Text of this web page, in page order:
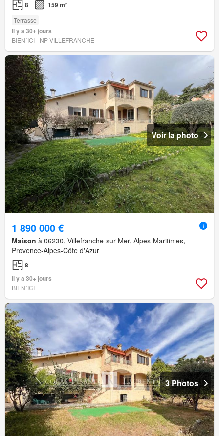
8 159 m²
Terrasse
Il y a 30+ jours
BIEN´ICI - NP-VILLEFRANCHE
Voir la photo
1 890 000 €
Maison à 06230, Villefranche-sur-Mer, Alpes-Maritimes,
Provence-Alpes-Côte d'Azur
8
Il y a 30+ jours
BIEN´ICI
3 Photos